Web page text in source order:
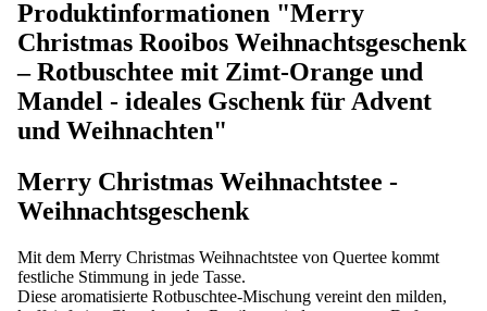
Produktinformationen "Merry
Christmas Rooibos Weihnachtsgeschenk
– Rotbuschtee mit Zimt-Orange und
Mandel - ideales Gschenk für Advent
und Weihnachten"
Merry Christmas Weihnachtstee -
Weihnachtsgeschenk
Mit dem Merry Christmas Weihnachtstee von Quertee kommt
festliche Stimmung in jede Tasse.
Diese aromatisierte Rotbuschtee-Mischung vereint den milden,